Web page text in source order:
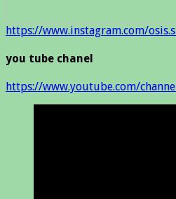
https://www.instagram.com/
you tube chanel
https://www.youtube.com/